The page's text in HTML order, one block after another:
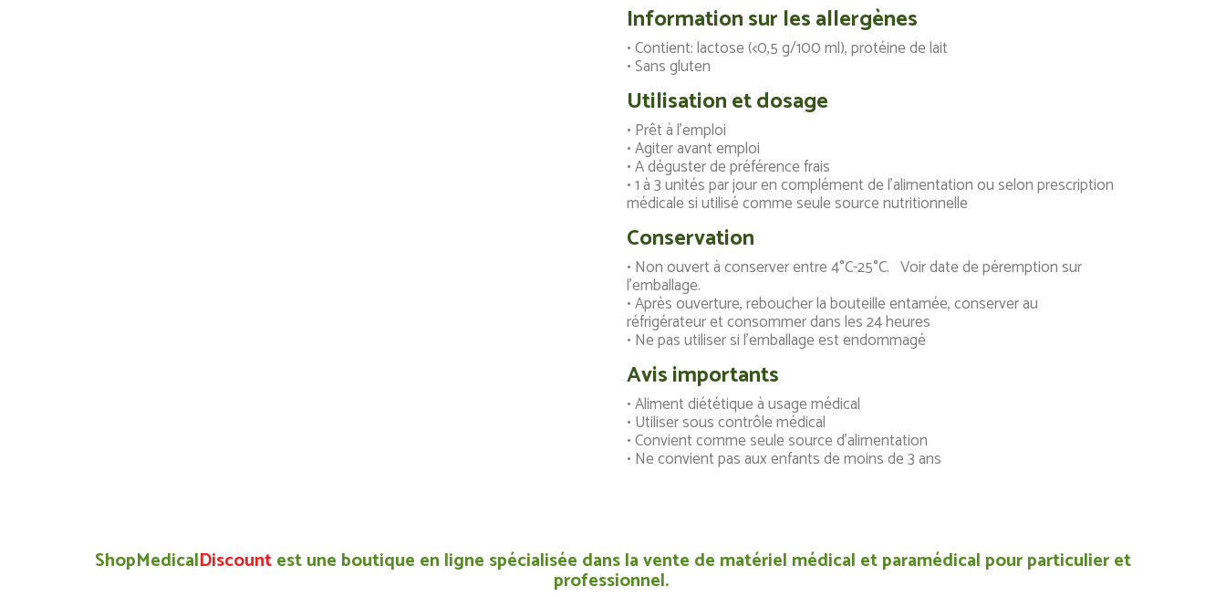
Information sur les allergènes
• Contient: lactose (<0,5 g/100 ml), protéine de lait
• Sans gluten
Utilisation et dosage
• Prêt à l’emploi
• Agiter avant emploi
• A déguster de préférence frais
• 1 à 3 unités par jour en complément de l’alimentation ou selon prescription
médicale si utilisé comme seule source nutritionnelle
Conservation
• Non ouvert à conserver entre 4°C-25°C. Voir date de péremption sur
l’emballage.
• Après ouverture, reboucher la bouteille entamée, conserver au
réfrigérateur et consommer dans les 24 heures
• Ne pas utiliser si l’emballage est endommagé
Avis importants
• Aliment diététique à usage médical
• Utiliser sous contrôle médical
• Convient comme seule source d’alimentation
• Ne convient pas aux enfants de moins de 3 ans
ShopMedicalDiscountest une boutique en ligne spécialisée dans la vente de matériel médical et paramédical pour particulier et
professionnel.